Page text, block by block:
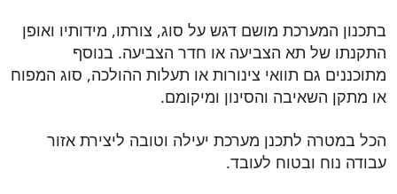
בתכנון המערכת מושם דגש על סוג, צורתו, מידותיו ואופן
התקנתו של תא הצביעה או חדר הצביעה. בנוסף
מתוכננים גם תוואי צינורות או תעלות ההולכה, סוג המפוח
או מתקן השאיבה והסינון ומיקומם.
הכל במטרה לתכנן מערכת יעילה וטובה ליצירת אזור
עבודה נוח ובטוח לעובד.